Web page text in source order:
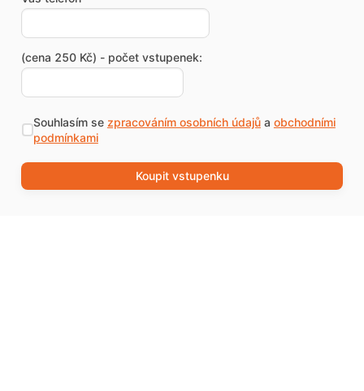
(cena 250 Kč) - počet vstupenek:
Souhlasím se zpracováním osobních údajůa obchodními
podmínkami
Koupit vstupenku